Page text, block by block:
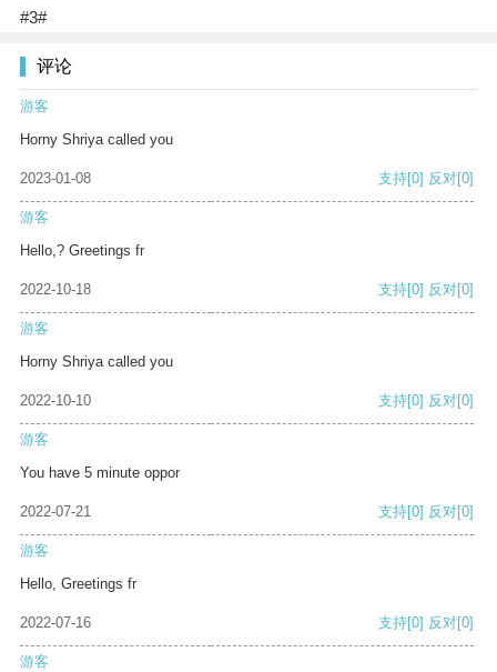
#3#
评论
游客
Horny Shriya called you
2023-01-08 支持[0] 反对[0]
游客
Hello,? Greetings fr
2022-10-18 支持[0] 反对[0]
游客
Horny Shriya called you
2022-10-10 支持[0] 反对[0]
游客
You have 5 minute oppor
2022-07-21 支持[0] 反对[0]
游客
Hello, Greetings fr
2022-07-16 支持[0] 反对[0]
游客